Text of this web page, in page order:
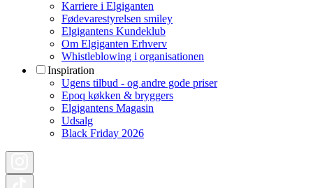
Karriere i Elgiganten
Fødevarestyrelsen smiley
Elgigantens Kundeklub
Om Elgiganten Erhverv
Whistleblowing i organisationen
Inspiration
Ugens tilbud - og andre gode priser
Epoq køkken & bryggers
Elgigantens Magasin
Udsalg
Black Friday 2026